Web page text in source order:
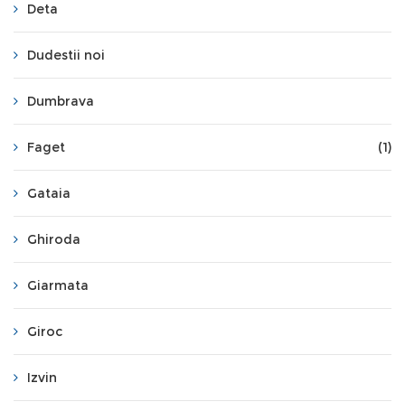
Deta
Dudestii noi
Dumbrava
Faget (1)
Gataia
Ghiroda
Giarmata
Giroc
Izvin